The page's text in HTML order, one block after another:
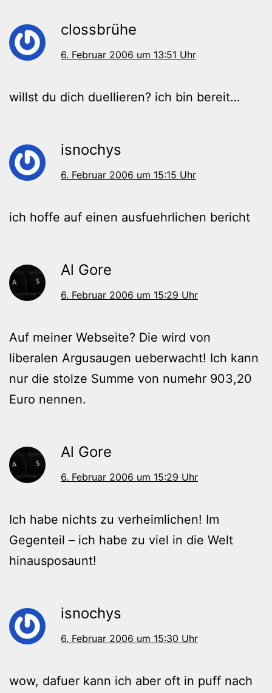
clossbrühe
6. Februar 2006 um 13:51 Uhr
willst du dich duellieren? ich bin bereit…
isnochys
6. Februar 2006 um 15:15 Uhr
ich hoffe auf einen ausfuehrlichen bericht
Al Gore
6. Februar 2006 um 15:29 Uhr
Auf meiner Webseite? Die wird von
liberalen Argusaugen ueberwacht! Ich kann
nur die stolze Summe von numehr 903,20
Euro nennen.
Al Gore
6. Februar 2006 um 15:29 Uhr
Ich habe nichts zu verheimlichen! Im
Gegenteil – ich habe zu viel in die Welt
hinausposaunt!
isnochys
6. Februar 2006 um 15:30 Uhr
wow, dafuer kann ich aber oft in puff nach